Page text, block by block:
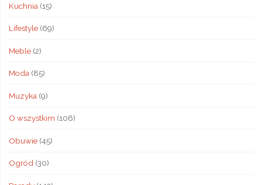
Kuchnia (15)
Lifestyle(69)
Meble(2)
Moda(85)
Muzyka (9)
O wszystkim (106)
Obuwie(45)
Ogród(30)